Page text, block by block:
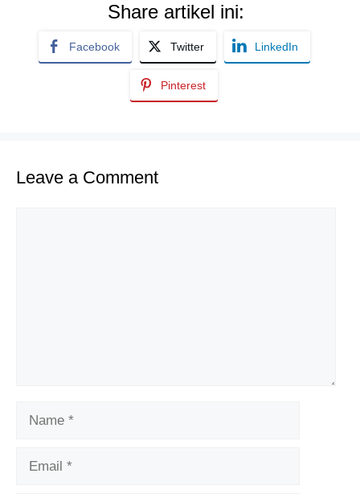
Share artikel ini:
Facebook Twitter LinkedIn
Pinterest
Leave a Comment
Name
Email